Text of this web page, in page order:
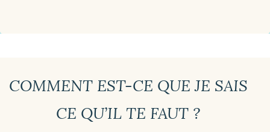
COMMENT EST-CE QUE JE SAIS
CE QU’IL TE FAUT ?